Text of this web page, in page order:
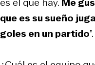
que es su sueño
goles en un partido”.